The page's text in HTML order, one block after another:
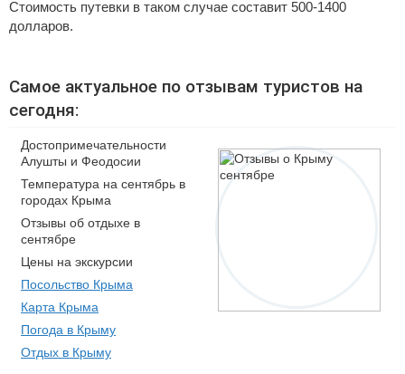
Стоимость путевки в таком случае составит 500-1400
долларов.
Самое актуальное по отзывам туристов на
сегодня:
Достопримечательности
Алушты и Феодосии
Температура на сентябрь в
городах Крыма
Отзывы об отдыхе в
сентябре
Цены на экскурсии
Посольство Крыма
Карта Крыма
Погода в Крыму
Отдых в Крыму